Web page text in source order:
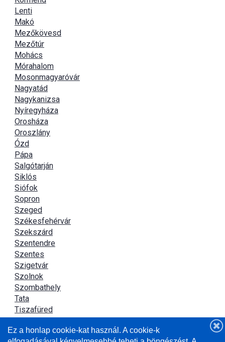
Lenti
Makó
Mezőkövesd
Mezőtúr
Mohács
Mórahalom
Mosonmagyaróvár
Nagyatád
Nagykanizsa
Nyíregyháza
Orosháza
Oroszlány
Ózd
Pápa
Salgótarján
Siklós
Siófok
Sopron
Szeged
Székesfehérvár
Szekszárd
Szentendre
Szentes
Szigetvár
Szolnok
Szombathely
Tata
Tiszafüred
Újszász
Ez a honlap cookie-kat használ. A cookie-k